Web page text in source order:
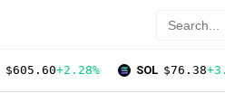
$605.60+2.28% SOL $76.38